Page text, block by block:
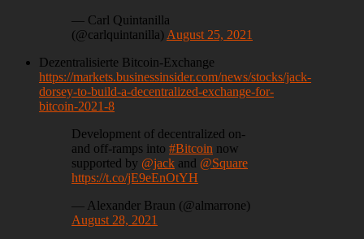
— Carl Quintanilla
(@carlquintanilla) August 25, 2021
Dezentralisierte Bitcoin-Exchange
https://markets.businessinsider.com/news/stocks/jack-
dorsey-to-build-a-decentralized-exchange-for-
bitcoin-2021-8
Development of decentralized on-
and off-ramps into #Bitcoin now
supported by @jack and @Square
https://t.co/jE9eEnOtYH
— Alexander Braun (@almarrone)
August 28, 2021